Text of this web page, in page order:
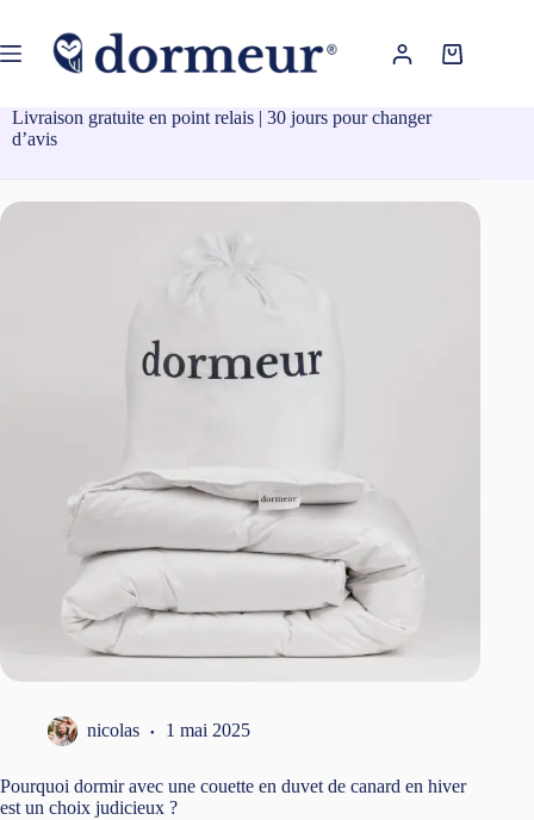
contenu
Panier
Livraison gratuite en point relais | 30 jours pour changer
d’avis
nicolas 1 mai 2025
Pourquoi dormir avec une couette en duvet de canard en hiver
est un choix judicieux ?